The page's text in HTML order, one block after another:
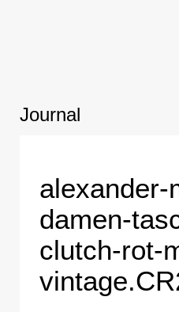
Journal
alexander-
damen-
clutch-rot-